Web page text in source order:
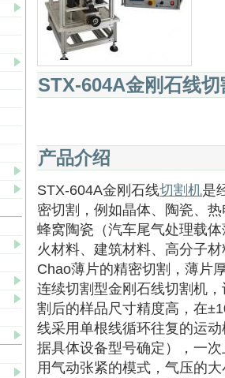
STX-604A金刚石线切
产品介绍
STX-604A金刚石线切割机是
密切割，例如晶体、陶瓷、
蜂窝陶瓷（汽车尾气处理载
火材料、建筑材料、高分子
Chao薄片的精密切割，薄片
连续切割型金刚石线切割机
割后的样品尺寸精度高，在
线采用单根线循环往复的运
据具体设备型号确定），一
用气动张紧的模式，气压的